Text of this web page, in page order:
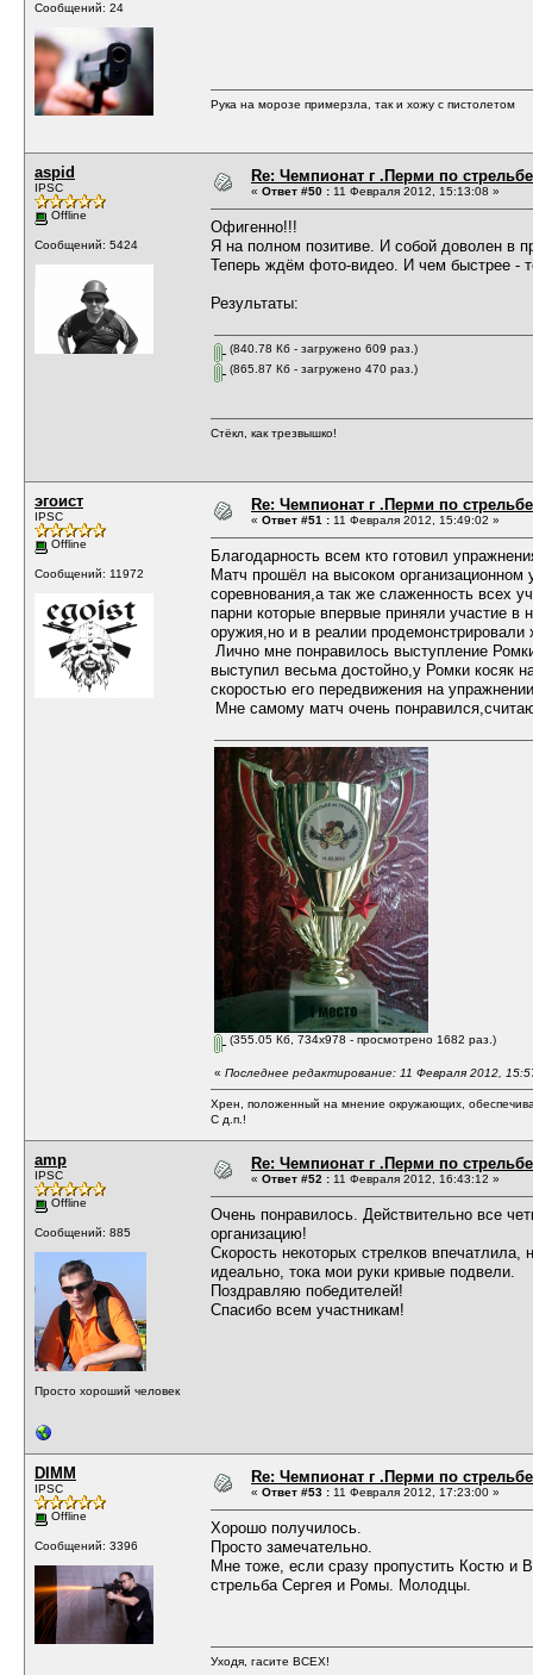
Сообщений: 24
Рука на морозе примерзла, так и хожу с пистолетом
aspid
IPSC
Offline
Сообщений: 5424
Re: Чемпионат г .Перми по
« Ответ #50 : 11 Февраля 2012, 15:13:08 »
Офигенно!!!
Я на полном позитиве. И собой доволен в
Теперь ждём фото-видео. И чем быстрее -
Результаты:
(840.78 Кб - загружено 609 раз.)
(865.87 Кб - загружено 470 раз.)
Стёкл, как трезвышко!
эгоист
IPSC
Offline
Сообщений: 11972
Re: Чемпионат г .Перми по
« Ответ #51 : 11 Февраля 2012, 15:49:02 »
Благодарность всем кто готовил
Матч прошёл на высоком организационном
соревнования,а так же слаженность всех
парни которые впервые приняли участие
оружия,но и в реалии
Лично мне понравилось выступление
выступил весьма достойно,у Ромки косяк
скоростью его передвижения на
Мне самому матч очень
(355.05 Кб, 734x978 - просмотрено 1682 раз.)
« Последнее редактирование: 11 Февраля 2012,
Хрен, положенный на мнение окружающих,
С д.п.!
amp
IPSC
Offline
Сообщений: 885
Просто хороший человек
Re: Чемпионат г .Перми по
« Ответ #52 : 11 Февраля 2012, 16:43:12 »
Очень понравилось. Действительно все
организацию!
Скорость некоторых стрелков
идеально, тока мои руки кривые подвели.
Поздравляю победителей!
Спасибо всем участникам!
DIMM
IPSC
Offline
Сообщений: 3396
Re: Чемпионат г .Перми по
« Ответ #53 : 11 Февраля 2012, 17:23:00 »
Хорошо получилось.
Просто замечательно.
Мне тоже, если сразу пропустить Костю и
стрельба Сергея и Ромы. Молодцы.
Уходя, гасите ВСЕХ!